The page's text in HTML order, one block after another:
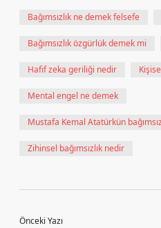
Bağımsızlık ne demek felsefe
Bağımsızlık özgürlük demek mi
Hafif zeka geriliği nedir
Mental engel ne demek
Mustafa Kemal Atatürkün
Zihinsel bağımsızlık nedir
Önceki Yazı